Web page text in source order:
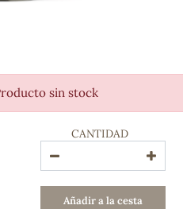
COSMÉTICA E
Cremas, lociones y
Hombre
Higiene personal
Labiales
Aceites esenciales y
Aceites vegetales
sin stock
CANTIDAD
Añadir a la cesta